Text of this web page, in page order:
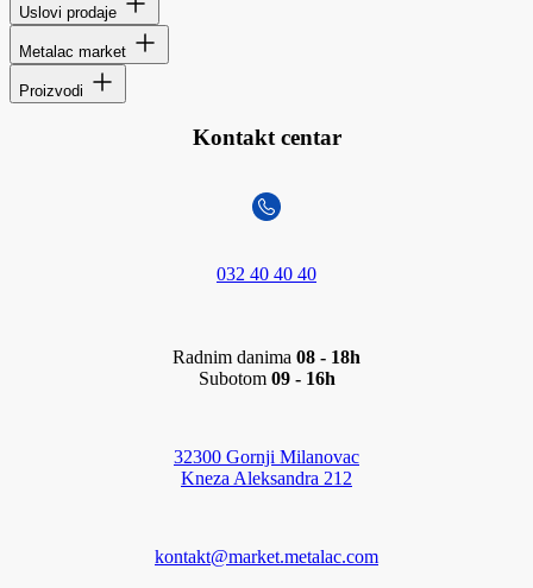
Uslovi prodaje
Metalac market
Proizvodi
Kontakt centar
032 40 40 40
Radnim danima 08 - 18h
Subotom 09 - 16h
32300 Gornji Milanovac
Kneza Aleksandra 212
kontakt@market.metalac.com